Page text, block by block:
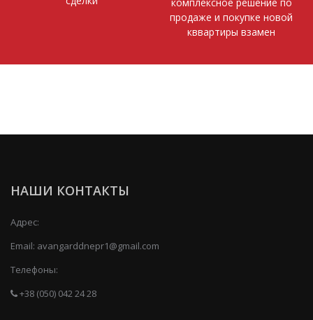
продаже и покупке новой
кввартиры взамен
НАШИ КОНТАКТЫ
Адрес:
Email: avangarddnepr1@gmail.com
Телефоны:
+38 (050) 042 24 28